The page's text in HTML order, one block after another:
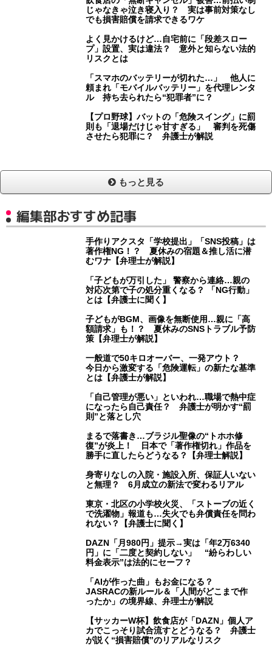
じゃなきゃ泣き寝入り？ 実は事前対策なし
でも損害賠償を請求できるワケ
よく見かけるけど…自宅前に「段差スロー
プ」設置、実は違法？ 意外と知らない法的
リスクとは
「スマホのバッテリーが切れた…」 他人に
頼まれ「モバイルバッテリー」を代理レンタ
ル 持ち去られたら“犯罪者”に？
【プロ野球】バットの「危険スイング」に罰
則も「退場だけじゃ甘すぎる」 審判を死傷
させたら犯罪に？ 弁護士が解説
もっと見る
編集部おすすめ記事
手作りアクスタ「学校提出」「SNS投稿」は
著作権NG！？ 夏休みの宿題＆推し活に潜
むワナ【弁理士が解説】
「子どもが万引した」 警察から連絡…親の
対応次第で子の処分重くなる？ 「NG行動」
とは【弁護士に聞く】
子どもがBGM、画像を無断使用…親に「高
額請求」も！？ 夏休みのSNSトラブル予防
策【弁理士が解説】
一般道で50キロオーバー、一発アウト？
今日から激変する「危険運転」の新たな基準
とは【弁護士が解説】
「自己管理が悪い」といわれ…職場で熱中症
になったら自己責任？ 弁護士が明かす“罰
則”と落とし穴
まるで落書き…ブラジル聖像の“トホホ修
復”が炎上！ 日本で「著作権切れ」作品を
勝手に直したらどうなる？【弁理士解説】
身寄りなしの入院・施設入所、保証人いない
と無理？ 6月成立の新法で変わるリアル
東京・北区の小学校火災、「ストーブの近く
で洗濯物」報道も…失火でも弁償責任を問わ
れない？【弁護士に聞く】
DAZN「月980円」提示→実は「年2万6340
円」に「二度と契約しない」 “紛らわしい
料金表示”は法的にセーフ？
「AIが作った曲」もお金になる？
JASRACの新ルール＆「人間がどこまで作
ったか」の境界線、弁理士が解説
【サッカーW杯】飲食店が「DAZN」個人ア
カでこっそり試合流すとどうなる？ 弁護士
が説く“損害賠償”のリアルなリスク